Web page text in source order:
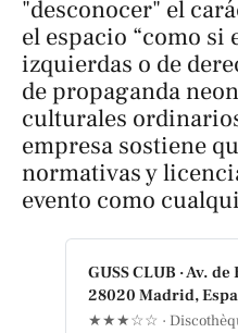
"desconocer" el
el espacio “como si
izquierdas o de
de propaganda
culturales
empresa sostiene
normativas y
evento como
GUSS CLUB · Av.
28020 Madrid,
★★★☆☆ ·